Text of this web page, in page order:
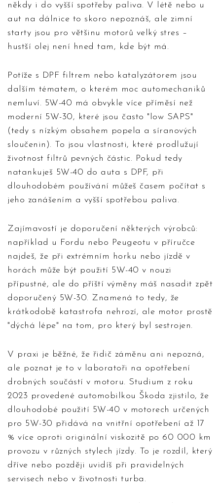
někdy i do vyšší spotřeby paliva. V létě nebo u
aut na dálnice to skoro nepoznáš, ale zimní
starty jsou pro většinu motorů velký stres –
hustší olej není hned tam, kde být má.
Potíže s DPF filtrem nebo katalyzátorem jsou
dalším tématem, o kterém moc automechaniků
nemluví. 5W-40 má obvykle více příměsí než
moderní 5W-30, které jsou často "low SAPS"
(tedy s nízkým obsahem popela a síranových
sloučenin). To jsou vlastnosti, které prodlužují
životnost filtrů pevných částic. Pokud tedy
natankuješ 5W-40 do auta s DPF, při
dlouhodobém používání můžeš časem počítat s
jeho zanášením a vyšší spotřebou paliva.
Zajímavostí je doporučení některých výrobců:
například u Fordu nebo Peugeotu v příručce
najdeš, že při extrémním horku nebo jízdě v
horách může být použití 5W-40 v nouzi
přípustné, ale do příští výměny máš nasadit zpět
doporučený 5W-30. Znamená to tedy, že
krátkodobě katastrofa nehrozí, ale motor prostě
"dýchá lépe" na tom, pro který byl sestrojen.
V praxi je běžné, že řidič záměnu ani nepozná,
ale poznat je to v laboratoři na opotřebení
drobných součástí v motoru. Studium z roku
2023 provedené automobilkou Škoda zjistilo, že
dlouhodobé použití 5W-40 v motorech určených
pro 5W-30 přidává na vnitřní opotřebení až 17
% více oproti originální viskozitě po 60 000 km
provozu v různých stylech jízdy. To je rozdíl, který
dříve nebo později uvidíš při pravidelných
servisech nebo v životnosti turba.